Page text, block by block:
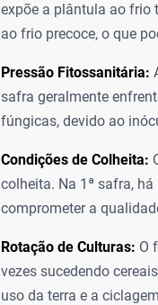
expõe a plântula ao frio
ao frio precoce, o que
Pressão Fitossanitária:
safra geralmente
fúngicas, devido ao
Condições de Colheita:
colheita. Na 1ª safra,
comprometer a
Rotação de Culturas: O
vezes sucedendo
uso da terra e a